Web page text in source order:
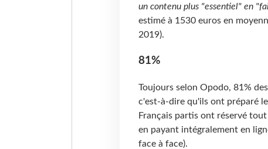
un contenu plus "essentiel" en
estimé à 1530 euros en
2019).
81%
Toujours selon Opodo, 81%
c'est-à-dire qu'ils ont préparé
Français partis ont réservé
en payant intégralement en
face à face).